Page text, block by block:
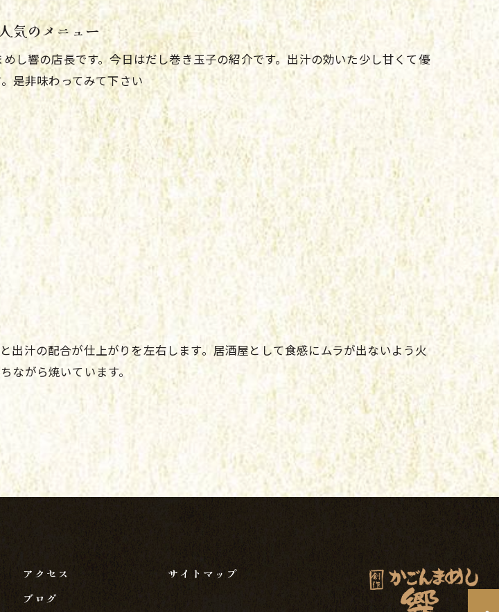
気のメニュー
し響の店長です。今日はだし巻き玉子の紹介です。出汁の効いた少し甘くて優
是非味わってみて下さい
汁の配合が仕上がりを左右します。居酒屋として食感にムラが出ないよう火
ながら焼いています。
アクセス
ブログ
サイトマップ
ご予約はこちら